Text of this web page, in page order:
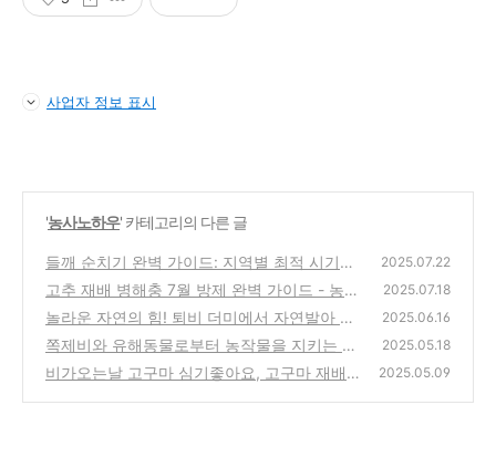
사업자 정보 표시
'농사노하우' 카테고리의 다른 글
들깨 순치기 완벽 가이드: 지역별 최적 시기와
방법으로 수확량 2배 늘리기
(3)
2025.07.22
고추 재배 병해충 7월 방제 완벽 가이드 - 농약
살포부터 칼슘제까지
(0)
2025.07.18
놀라운 자연의 힘! 퇴비 더미에서 자연발아 감
자 관찰해 보기
(1)
2025.06.16
쪽제비와 유해동물로부터 농작물을 지키는 법!
피해 작물부터 실전 방제법까지
(3)
2025.05.18
비가오는날 고구마 심기좋아요, 고구마 재배
2025.05.09